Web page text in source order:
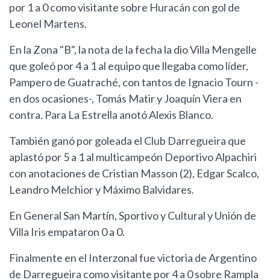
por 1 a 0 como visitante sobre Huracán con gol de
Leonel Martens.
En la Zona "B", la nota de la fecha la dio Villa Mengelle
que goleó por 4 a 1 al equipo que llegaba como líder,
Pampero de Guatraché, con tantos de Ignacio Tourn -
en dos ocasiones-, Tomás Matir y Joaquín Viera en
contra. Para La Estrella anotó Alexis Blanco.
También ganó por goleada el Club Darregueira que
aplastó por 5 a 1 al multicampeón Deportivo Alpachiri
con anotaciones de Cristian Masson (2), Edgar Scalco,
Leandro Melchior y Máximo Balvidares.
En General San Martín, Sportivo y Cultural y Unión de
Villa Iris empataron 0 a 0.
Finalmente en el Interzonal fue victoria de Argentino
de Darregueira como visitante por 4 a 0 sobre Rampla